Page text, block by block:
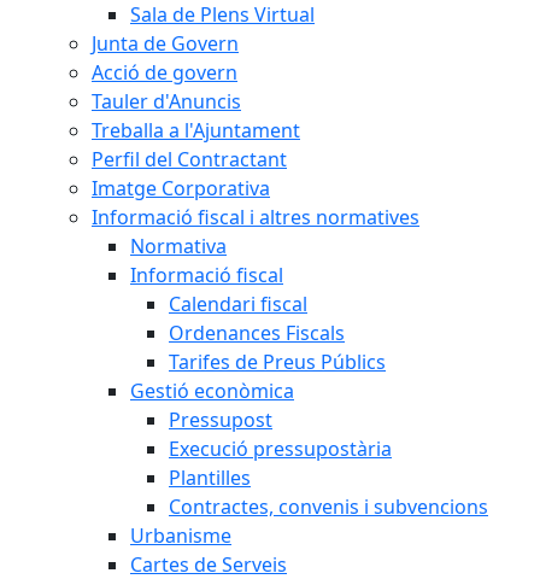
Sala de Plens Virtual
Junta de Govern
Acció de govern
Tauler d'Anuncis
Treballa a l'Ajuntament
Perfil del Contractant
Imatge Corporativa
Informació fiscal i altres normatives
Normativa
Informació fiscal
Calendari fiscal
Ordenances Fiscals
Tarifes de Preus Públics
Gestió econòmica
Pressupost
Execució pressupostària
Plantilles
Contractes, convenis i subvencions
Urbanisme
Cartes de Serveis